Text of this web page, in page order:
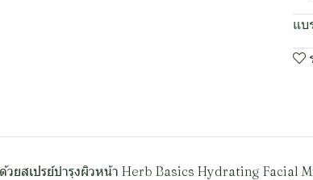
แบ
สเปรย์บำรุงผิวหน้า Herb Basics Hydrating Facial